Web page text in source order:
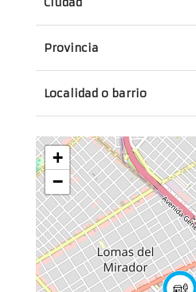
Provincia
Localidad o barrio
+
−